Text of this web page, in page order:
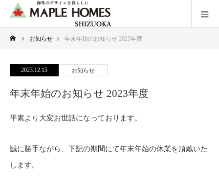
お知らせ 年末年始のお知らせ 2023年度
2023.12.15 お知らせ
年末年始のお知らせ 2023年度
平素より大変お世話になっております。
誠に勝手ながら、下記の期間にて年末年始の休業を頂戴いた
します。